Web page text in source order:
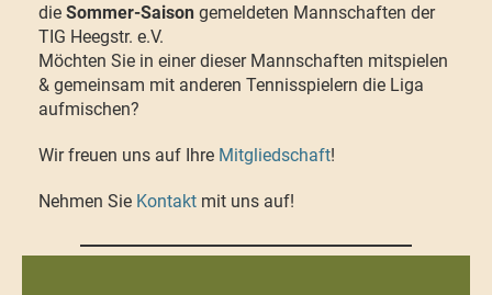
die Sommer-Saison gemeldeten Mannschaften der
TIG Heegstr. e.V.
Möchten Sie in einer dieser Mannschaften mitspielen
& gemeinsam mit anderen Tennisspielern die Liga
aufmischen?
Wir freuen uns auf Ihre Mitgliedschaft!
Nehmen Sie Kontakt mit uns auf!